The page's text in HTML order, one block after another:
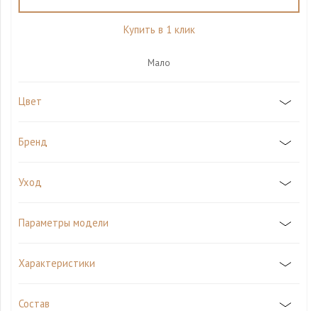
Купить в 1 клик
Мало
Цвет
Бренд
Уход
Параметры модели
Характеристики
Состав